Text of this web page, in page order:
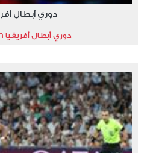
دوري أبطال
دوري أبطال أفريقيا 2025/2026